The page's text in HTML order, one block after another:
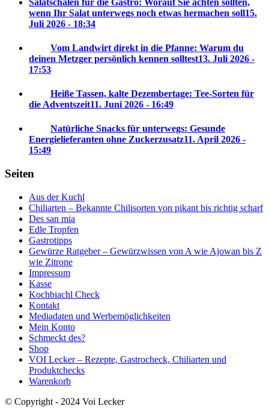
Salatschalen für die Gastro: Worauf Sie achten sollten,
wenn Ihr Salat unterwegs noch etwas hermachen soll15.
Juli 2026 - 18:34
Vom Landwirt direkt in die Pfanne: Warum du
deinen Metzger persönlich kennen solltest13. Juli 2026 -
17:53
Heiße Tassen, kalte Dezembertage: Tee-Sorten für
die Adventszeit11. Juni 2026 - 16:49
Natürliche Snacks für unterwegs: Gesunde
Energielieferanten ohne Zuckerzusatz11. April 2026 -
15:49
Seiten
Aus der Kuchl
Chiliarten – Bekannte Chilisorten von pikant bis richtig scharf
Des san mia
Edle Tropfen
Gastrotipps
Gewürze Ratgeber – Gewürzwissen von A wie Ajowan bis Z
wie Zitrone
Impressum
Kasse
Kochbiachl Check
Kontakt
Mediadaten und Werbemöglichkeiten
Mein Konto
Schmeckt des?
Shop
VOI Lecker – Rezepte, Gastrocheck, Chiliarten und
Produktchecks
Warenkorb
© Copyright - 2024 Voi Lecker